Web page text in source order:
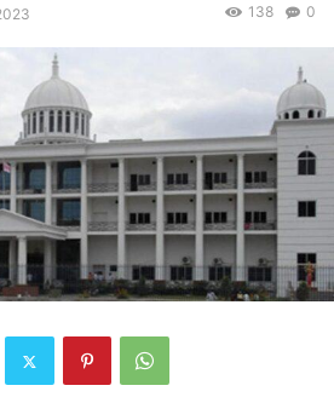
0
138